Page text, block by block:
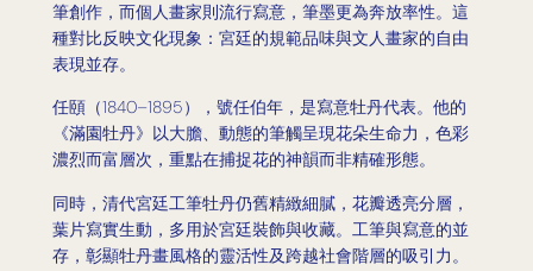
筆創作，而個人畫家則流行寫意，筆墨更為奔放率性。這
種對比反映文化現象：宮廷的規範品味與文人畫家的自由
表現並存。
任頤（1840–1895），號任伯年，是寫意牡丹代表。他的
《滿園牡丹》以大膽、動態的筆觸呈現花朵生命力，色彩
濃烈而富層次，重點在捕捉花的神韻而非精確形態。
同時，清代宮廷工筆牡丹仍舊精緻細膩，花瓣透亮分層，
葉片寫實生動，多用於宮廷裝飾與收藏。工筆與寫意的並
存，彰顯牡丹畫風格的靈活性及跨越社會階層的吸引力。